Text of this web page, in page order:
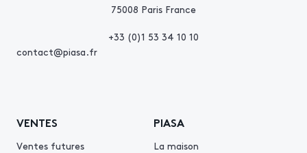
75008 Paris France
+33 (0)1 53 34 10 10
contact@piasa.fr
VENTES
Ventes futures
PIASA
La maison